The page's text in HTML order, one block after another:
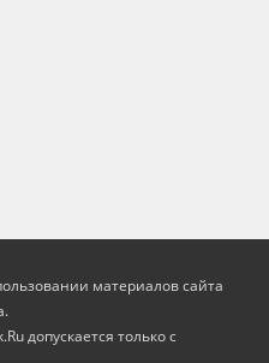
материалов сайта
допускается только с